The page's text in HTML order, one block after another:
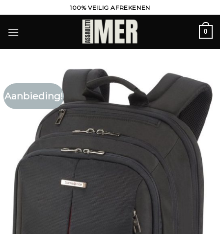
naar
inhoud
100% VEILIG AFREKENEN
0
Aanbieding!